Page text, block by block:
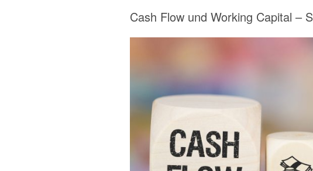
Cash Flow und Working Capital –